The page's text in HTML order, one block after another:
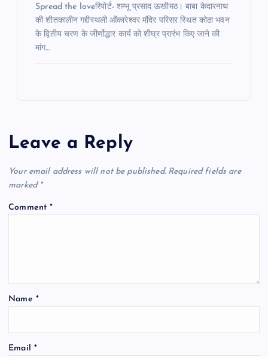
Spread the loveरिपोर्ट- शम्भू प्रसाद ऊखीमठ। बाबा केदारनाथ
की शीतकालीन गद्दीस्थली ओंकारेश्वर मंदिर परिसर स्थित कोठा भवन
के द्वितीय चरण के जीर्णोद्धार कार्य को शीघ्र प्रारंभ किए जाने की
मांग…
Leave a Reply
Your email address will not be published. Required fields are
marked *
Comment*
Name *
Email *